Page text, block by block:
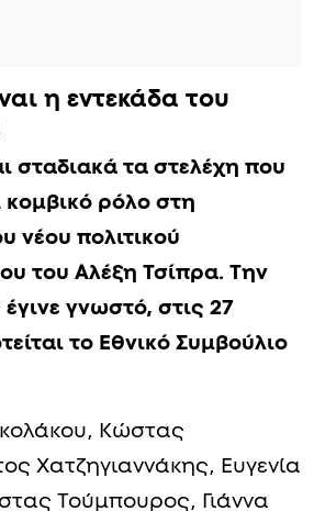
η εντεκάδα του
σταδιακά τα στελέχη που
κομβικό ρόλο στη
νέου πολιτικού
του Αλέξη Τσίπρα. Την
γνωστό, στις 27
το Εθνικό Συμβούλιο
Κώστας
Χατζηγιαννάκης, Ευγενία
Τούμπουρος, Γιάννα